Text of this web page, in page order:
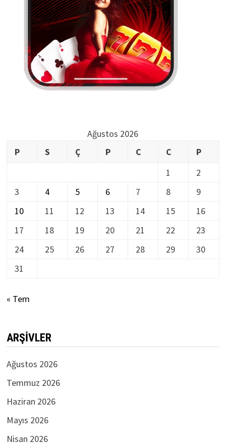
Ağustos 2026
P
S Ç P C C
P
1
2
3
4 5 6 7 8
9
10
11 12 13 14 15
16
17
18 19 20 21 22
23
24
25 26 27 28 29
30
31
« Tem
ARŞIVLER
Ağustos 2026
Temmuz 2026
Haziran 2026
Mayıs 2026
Nisan 2026